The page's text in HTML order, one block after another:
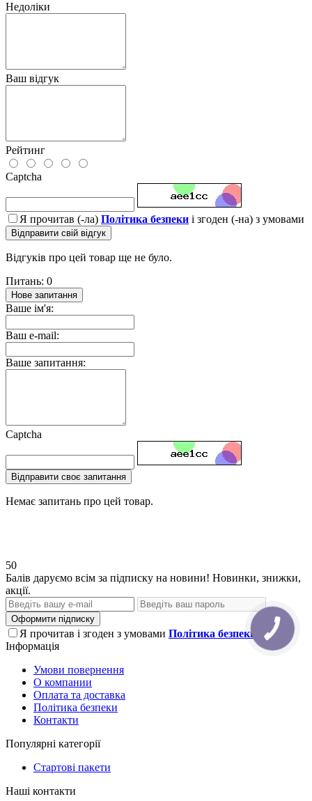
Недоліки
Ваш відгук
Рейтинг
Captcha
Я прочитав (-ла) Політика безпеки і згоден (-на) з умовами
Відправити свій відгук
Відгуків про цей товар ще не було.
Питань: 0
Нове запитання
Ваше ім'я:
Ваш e-mail:
Ваше запитання:
Captcha
Відправити своє запитання
Немає запитань про цей товар.
50
Балів даруємо всім за підписку на новини! Новинки, знижки,
акції.
Оформити підписку
Я прочитав і згоден з умовами Політика безпеки
Інформація
Умови повернення
О компании
Оплата та доставка
Політика безпеки
Контакти
Популярні категорії
Стартові пакети
Наші контакти